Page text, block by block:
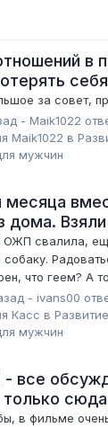
в
за совет,
- Maik1022
Maik1022 в
мужчин
месяца
дома. Взяли
ОЖП свалила,
что геем? А
- ivans00
Касс в
мужчин
все
сюда
в фильме